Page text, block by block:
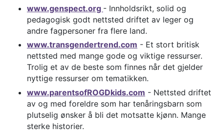
www.genspect.org - Innholdsrikt, solid og
pedagogisk godt nettsted driftet av leger og
andre fagpersoner fra flere land.
www.transgendertrend.com - Et stort britisk
nettsted med mange gode og viktige ressurser.
Trolig et av de beste som finnes når det gjelder
nyttige ressurser om tematikken.
www.parentsofROGDkids.com - Nettsted driftet
av og med foreldre som har tenåringsbarn som
plutselig ønsker å bli det motsatte kjønn. Mange
sterke historier.